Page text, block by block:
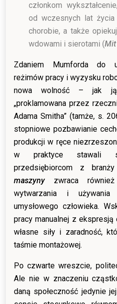
członkom
od wczesnych lat
chorobie, a także
wdowami i sierotami (Mit
Zdaniem Mumforda do
reżimów pracy i wyzysku
nowa wolność – jak
„proklamowana przez
Adama Smitha” (tamże, s.
stopniowe pozbawianie
produkcji w ręce
w praktyce stawali
przedsiębiorcom z
maszyny zwraca
wytwarzania i
umysłowego człowieka.
pracy manualnej z
własne siły i zaradność,
taśmie montażowej.
Po czwarte wreszcie,
Ale nie w znaczeniu
daną społeczność jedynie